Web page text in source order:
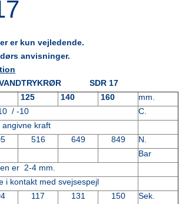
er kun vejledende.
anvisninger.
SDR 17
125 140 160
mm.
/ -10
C.
kraft
516 649 849
N.
Bar
er 2-4 mm.
i kontakt med svejsespejl
117 131 150
Sek.